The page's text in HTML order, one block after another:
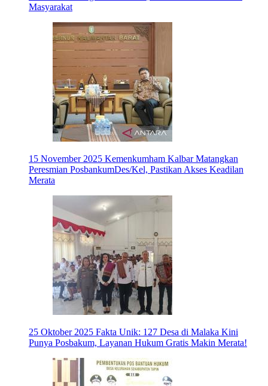
Masyarakat
15 November 2025 Kemenkumham Kalbar Matangkan
Peresmian PosbankumDes/Kel, Pastikan Akses Keadilan
Merata
25 Oktober 2025 Fakta Unik: 127 Desa di Malaka Kini
Punya Posbakum, Layanan Hukum Gratis Makin Merata!